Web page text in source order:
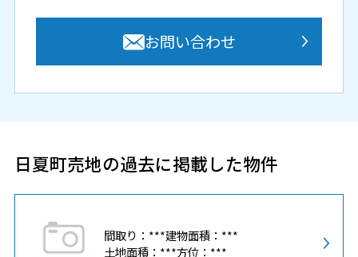
お問い合わせ
日夏町売地の過去に掲載した物件
間取り：***建物面積：***
土地面積：***方位：***